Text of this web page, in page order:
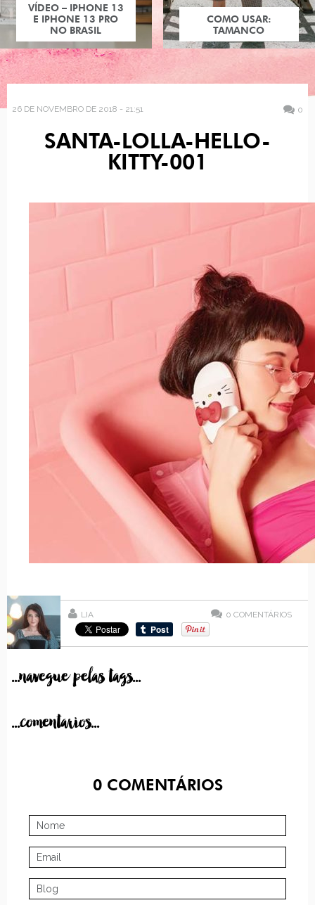
VÍDEO – IPHONE 13
E IPHONE 13 PRO
NO BRASIL
COMO USAR:
TAMANCO
26 DE NOVEMBRO DE 2018 - 21:51 0
SANTA-LOLLA-HELLO-
KITTY-001
LIA 0 COMENTÁRIOS
...navegue pelas tags...
...comentarios...
0COMENTÁRIOS